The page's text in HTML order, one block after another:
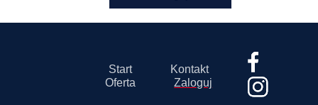
Start
Kontakt
Oferta
Zaloguj